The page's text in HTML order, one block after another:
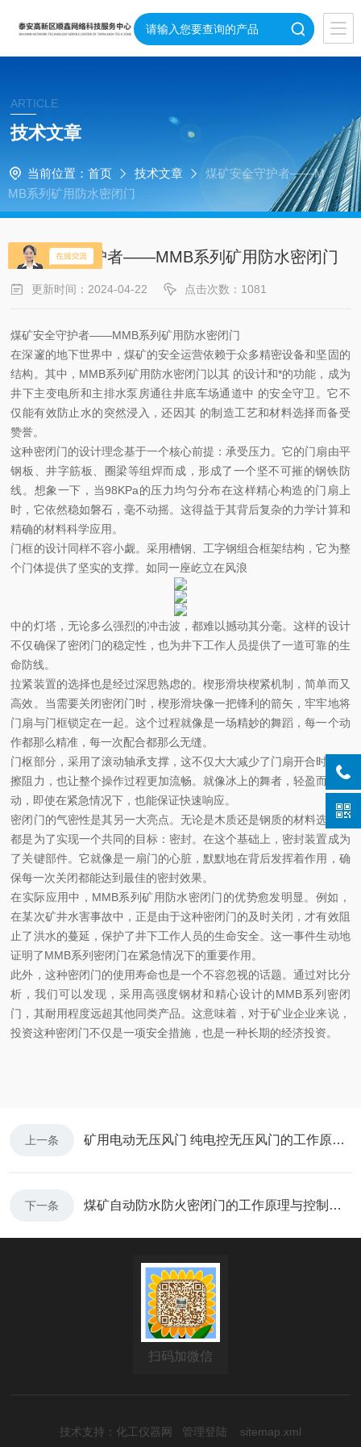
ARTICLE
技术文章
当前位置： 首页 技术文章
煤矿安全守护者——M
MB系列矿用防水密闭门
煤矿安全守护者——MMB系列矿用防水密闭门
更新时间：2024-04-22 点击次数：1081
煤矿安全守护者——MMB系列矿用防水密闭门
在深邃的地下世界中，煤矿的安全运营依赖于众多精密设备和坚固的
结构。其中，MMB系列矿用防水密闭门以其 的设计和*的功能，成为
井下主变电所和主排水泵房通往井底车场通道中 的安全守卫。它不
仅能有效防止水的突然浸入，还因其 的制造工艺和材料选择而备受
赞誉。
这种密闭门的设计理念基于一个核心前提：承受压力。它的门扇由平
钢板、井字筋板、圈梁等组焊而成，形成了一个坚不可摧的钢铁防
线。想象一下，当98KPa的压力均匀分布在这样精心构造的门扇上
时，它依然稳如磐石，毫不动摇。这得益于其背后复杂的力学计算和
精确的材料科学应用。
门框的设计同样不容小觑。采用槽钢、工字钢组合框架结构，它为整
个门体提供了坚实的支撑。如同一座屹立在风浪
中的灯塔，无论多么强烈的冲击波，都难以撼动其分毫。这样的设计
不仅确保了密闭门的稳定性，也为井下工作人员提供了一道可靠的生
命防线。
拉紧装置的选择也是经过深思熟虑的。楔形滑块楔紧机制，简单而又
高效。当需要关闭密闭门时，楔形滑块像一把锋利的箭矢，牢牢地将
门扇与门框锁定在一起。这个过程就像是一场精妙的舞蹈，每一个动
作都那么精准，每一次配合都那么无缝。
门枢部分，采用了滚动轴承支撑，这不仅大大减少了门扇开合时的摩
擦阻力，也让整个操作过程更加流畅。就像冰上的舞者，轻盈而又灵
动，即使在紧急情况下，也能保证快速响应。
密闭门的气密性是其另一大亮点。无论是木质还是钢质的材料选择，
都是为了实现一个共同的目标：密封。在这个基础上，密封装置成为
了关键部件。它就像是一扇门的心脏，默默地在背后发挥着作用，确
保每一次关闭都能达到最佳的密封效果。
在实际应用中，MMB系列矿用防水密闭门的优势愈发明显。例如，
在某次矿井水害事故中，正是由于这种密闭门的及时关闭，才有效阻
止了洪水的蔓延，保护了井下工作人员的生命安全。这一事件生动地
证明了MMB系列密闭门在紧急情况下的重要作用。
此外，这种密闭门的使用寿命也是一个不容忽视的话题。通过对比分
析，我们可以发现，采用高强度钢材和精心设计的MMB系列密闭
门，其耐用程度远超其他同类产品。这意味着，对于矿业企业来说，
投资这种密闭门不仅是一项安全措施，也是一种长期的经济投资。
上一条 矿用电动无压风门 纯电控无压风门的工作原理与应用
下一条 煤矿自动防水防火密闭门的工作原理与控制流程
扫码加微信
技术支持： 化工仪器网 管理登陆 sitemap.xml